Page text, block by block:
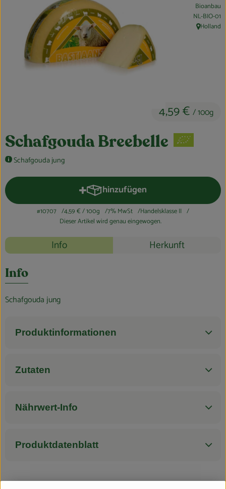
Obst & Gemüse
Kühltheke
Bäckerei
Haus, Garten & Co.
Über uns
Schafgouda Breebelle
Schafgouda jung
4,59 € / 100g
Bioanbau
,NL-BIO-01
, Herkunft:
Holland
hinzufügen
Produkt zum Warenkorb
#10707 4,59 €/ 100g 7% MwSt
Handelsklasse II
Dieser Artikel wird genau eingewogen.
Rezepte
Info Herkunft
Info
Schafgouda jung
Produktinformationen
Zutaten
Nährwert-Info
Produktdatenblatt